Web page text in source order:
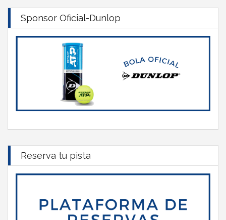
Sponsor Oficial-Dunlop
Reserva tu pista